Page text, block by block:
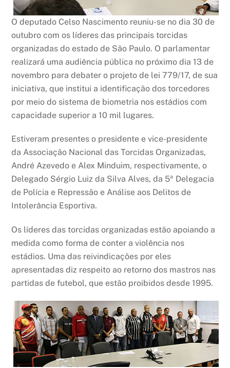
O deputado Celso Nascimento reuniu-se no dia 30 de
outubro com os líderes das principais torcidas
organizadas do estado de São Paulo. O parlamentar
realizará uma audiência pública no próximo dia 13 de
novembro para debater o projeto de lei 779/17, de sua
iniciativa, que institui a identificação dos torcedores
por meio do sistema de biometria nos estádios com
capacidade superior a 10 mil lugares.
Estiveram presentes o presidente e vice-presidente
da Associação Nacional das Torcidas Organizadas,
André Azevedo e Alex Minduim, respectivamente, o
Delegado Sérgio Luiz da Silva Alves, da 5ª Delegacia
de Polícia e Repressão e Análise aos Delitos de
Intolerância Esportiva.
Os líderes das torcidas organizadas estão apoiando a
medida como forma de conter a violência nos
estádios. Uma das reivindicações por eles
apresentadas diz respeito ao retorno dos mastros nas
partidas de futebol, que estão proibidos desde 1995.